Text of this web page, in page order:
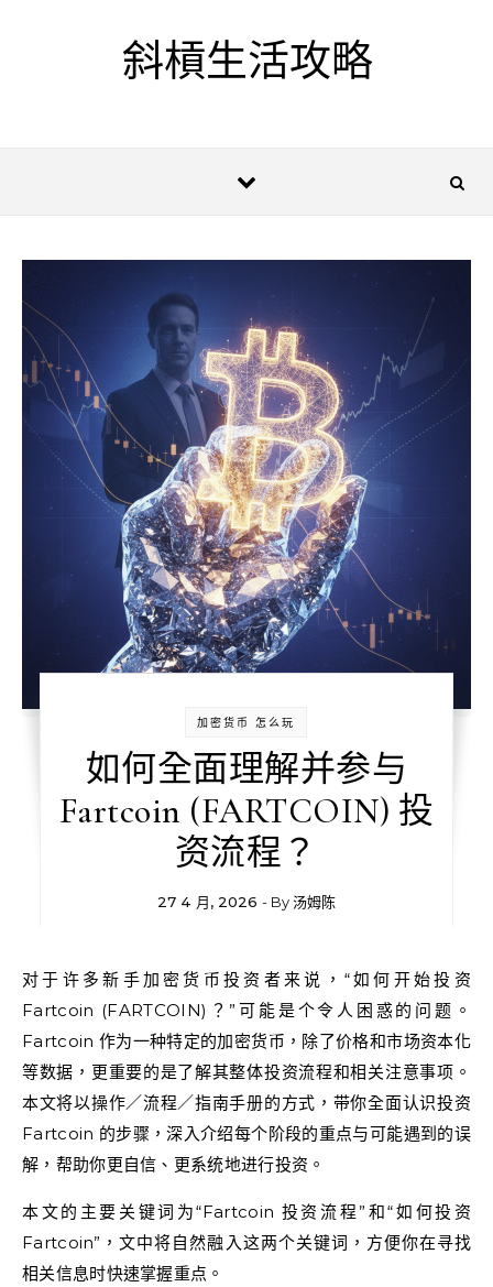
斜槓生活攻略
加密货币 怎么玩
如何全面理解并参与
Fartcoin (FARTCOIN) 投
资流程？
27 4 月, 2026 - By汤姆陈
对于许多新手加密货币投资者来说，“如何开始投资
Fartcoin (FARTCOIN)？”可能是个令人困惑的问题。
Fartcoin 作为一种特定的加密货币，除了价格和市场资本化
等数据，更重要的是了解其整体投资流程和相关注意事项。
本文将以操作／流程／指南手册的方式，带你全面认识投资
Fartcoin 的步骤，深入介绍每个阶段的重点与可能遇到的误
解，帮助你更自信、更系统地进行投资。
本文的主要关键词为“Fartcoin 投资流程”和“如何投资
Fartcoin”，文中将自然融入这两个关键词，方便你在寻找
相关信息时快速掌握重点。